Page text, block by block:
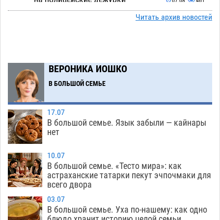
С 11 августа астраханские водоемы
13:29
Астраханский аэропорт попробует отбиться
от ворон в апелляционном суде
12:53
Астраханские археологи откопали древнюю
помойку
11:58
В Астрахани подросток угнал мотоцикл и
похитил чужие мобильник с банковскими
картами
11:20
Астраханцев ждут на парковом газоне с
призами и эрмитажными котами
10:43
Астраханский суд встал на сторону МЧС в
Читать архив новостей
ВЕРОНИКА ИОШКО
В БОЛЬШОЙ СЕМЬЕ
17.07
В большой семье. Язык забыли — кайнары
нет
10.07
В большой семье. «Тесто мира»: как
астраханские татарки пекут эчпочмаки для
всего двора
03.07
В большой семье. Уха по-нашему: как одно